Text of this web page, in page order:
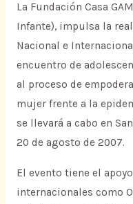
La Fundación Casa
Infante), impulsa la
Nacional e
encuentro de
al proceso de
mujer frente a la
se llevará a cabo en
20 de agosto de 2007.
El evento tiene el
internacionales como